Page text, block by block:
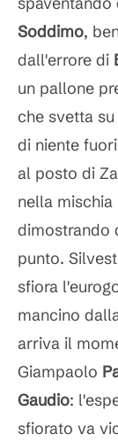
Soddimo,
dall'errore di
un pallone
che svetta
di niente
al posto di
nella mischia
dimostrando
punto.
sfiora
mancino
arriva il
Giampaolo
Gaudio:
sfiorato va